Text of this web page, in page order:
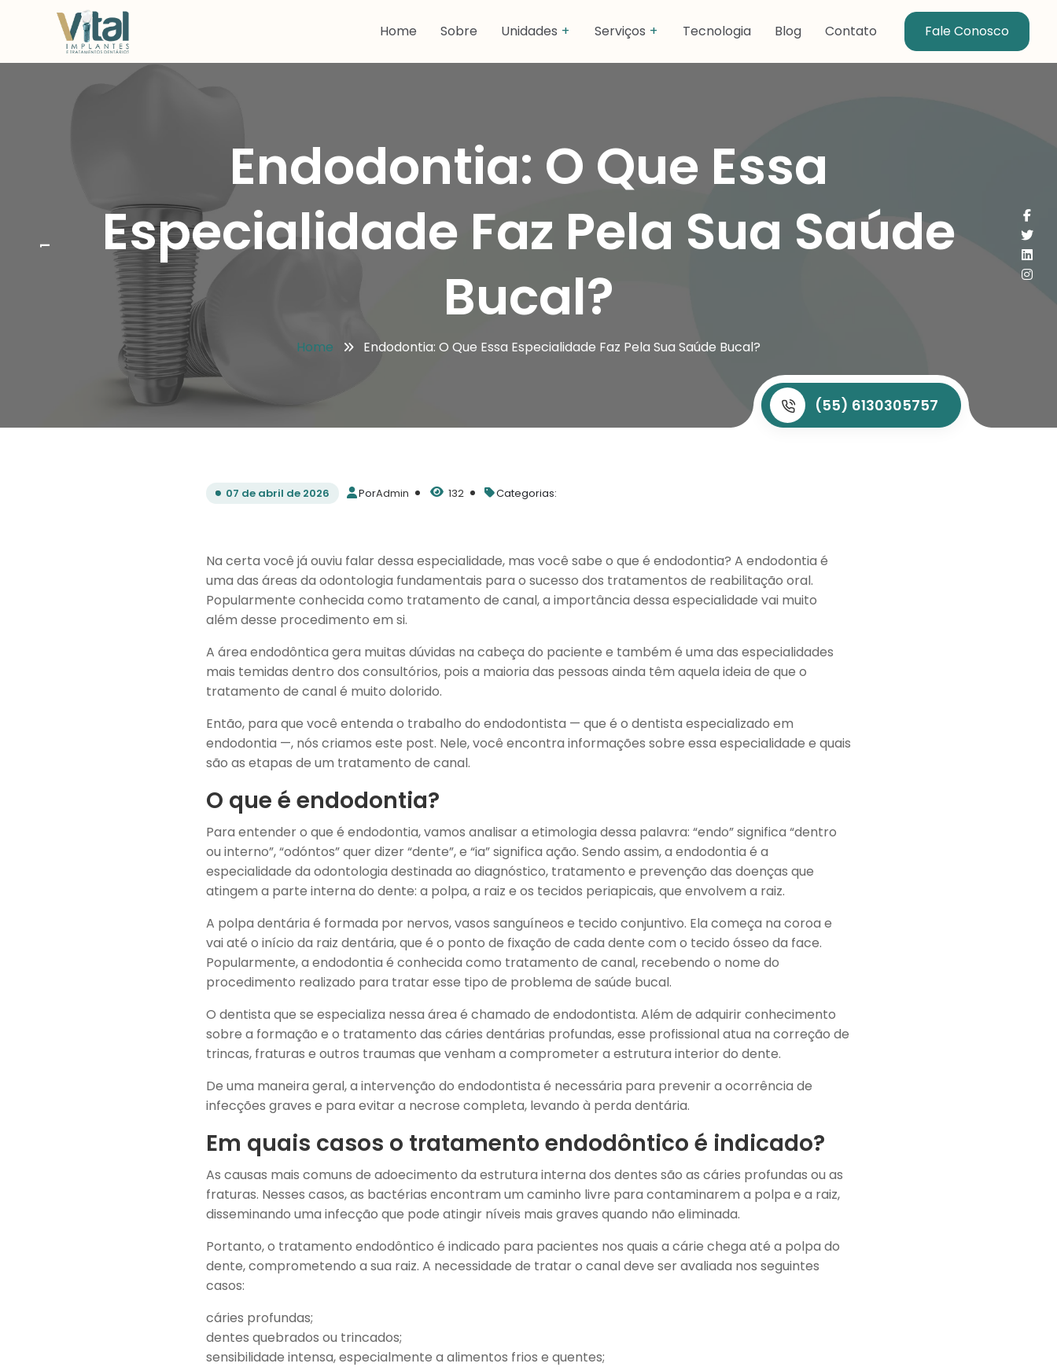
Home Sobre Unidades Serviços Tecnologia Blog Contato Fale Conosco
Endodontia: O Que Essa
Especialidade Faz Pela Sua Saúde
Bucal?
Home Endodontia: O Que Essa Especialidade Faz Pela Sua Saúde Bucal?
(55) 6130305757
1
07 de abril de 2026 PorAdmin 132 Categorias:
Na certa você já ouviu falar dessa especialidade, mas você sabe o que é endodontia? A endodontia é
uma das áreas da odontologia fundamentais para o sucesso dos tratamentos de reabilitação oral.
Popularmente conhecida como tratamento de canal, a importância dessa especialidade vai muito
além desse procedimento em si.
A área endodôntica gera muitas dúvidas na cabeça do paciente e também é uma das especialidades
mais temidas dentro dos consultórios, pois a maioria das pessoas ainda têm aquela ideia de que o
tratamento de canal é muito dolorido.
Então, para que você entenda o trabalho do endodontista — que é o dentista especializado em
endodontia —, nós criamos este post. Nele, você encontra informações sobre essa especialidade e quais
são as etapas de um tratamento de canal.
O que é endodontia?
Para entender o que é endodontia, vamos analisar a etimologia dessa palavra: “endo” significa “dentro
ou interno”, “odóntos” quer dizer “dente”, e “ia” significa ação. Sendo assim, a endodontia é a
especialidade da odontologia destinada ao diagnóstico, tratamento e prevenção das doenças que
atingem a parte interna do dente: a polpa, a raiz e os tecidos periapicais, que envolvem a raiz.
A polpa dentária é formada por nervos, vasos sanguíneos e tecido conjuntivo. Ela começa na coroa e
vai até o início da raiz dentária, que é o ponto de fixação de cada dente com o tecido ósseo da face.
Popularmente, a endodontia é conhecida como tratamento de canal, recebendo o nome do
procedimento realizado para tratar esse tipo de problema de saúde bucal.
O dentista que se especializa nessa área é chamado de endodontista. Além de adquirir conhecimento
sobre a formação e o tratamento das cáries dentárias profundas, esse profissional atua na correção de
trincas, fraturas e outros traumas que venham a comprometer a estrutura interior do dente.
De uma maneira geral, a intervenção do endodontista é necessária para prevenir a ocorrência de
infecções graves e para evitar a necrose completa, levando à perda dentária.
Em quais casos o tratamento endodôntico é indicado?
As causas mais comuns de adoecimento da estrutura interna dos dentes são as cáries profundas ou as
fraturas. Nesses casos, as bactérias encontram um caminho livre para contaminarem a polpa e a raiz,
disseminando uma infecção que pode atingir níveis mais graves quando não eliminada.
Portanto, o tratamento endodôntico é indicado para pacientes nos quais a cárie chega até a polpa do
dente, comprometendo a sua raiz. A necessidade de tratar o canal deve ser avaliada nos seguintes
casos:
cáries profundas;
dentes quebrados ou trincados;
sensibilidade intensa, especialmente a alimentos frios e quentes;